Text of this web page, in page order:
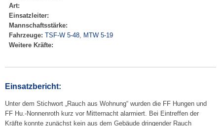
Art:
Einsatzleiter:
Mannschaftsstärke:
Fahrzeuge: TSF-W 5-48, MTW 5-19
Weitere Kräfte:
Einsatzbericht:
Unter dem Stichwort „Rauch aus Wohnung“ wurden die FF Hungen und
FF Hu.-Nonnenroth kurz vor Mitternacht alarmiert. Bei Eintreffen der
Kräfte konnte zunächst kein aus dem Gebäude dringender Rauch